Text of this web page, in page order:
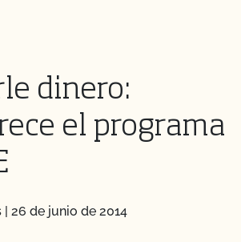
dinero:
el programa
| 26 de junio de 2014